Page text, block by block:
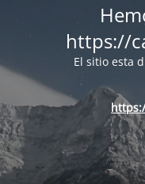
https://
El sitio esta